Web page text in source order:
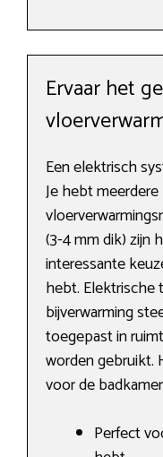
Ervaar het
Een elektrisch
Je hebt
(3-4 mm dik) zijn
interessante
hebt. Elektrische
bijverwarming
toegepast in
worden gebruikt.
voor de
Perfect